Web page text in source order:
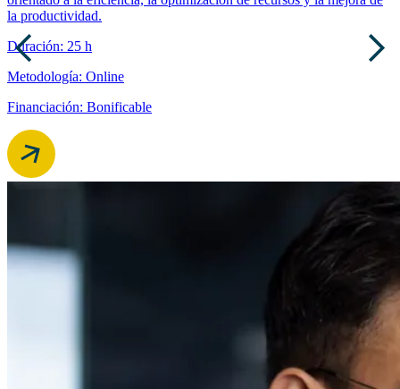
la productividad.
Duración: 25 h
Metodología: Online
Financiación: Bonificable